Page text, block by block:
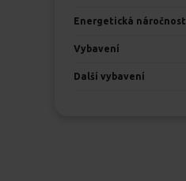
Energetická náročnost
Vybavení
Další vybavení